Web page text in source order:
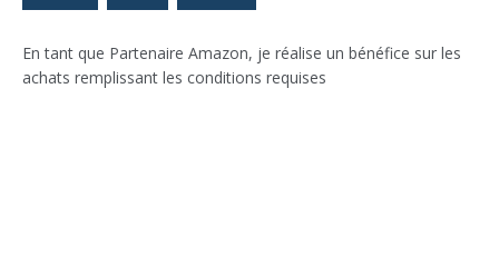
En tant que Partenaire Amazon, je réalise un bénéfice sur les
achats remplissant les conditions requises